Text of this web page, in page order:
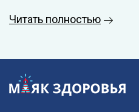
Читать полностью